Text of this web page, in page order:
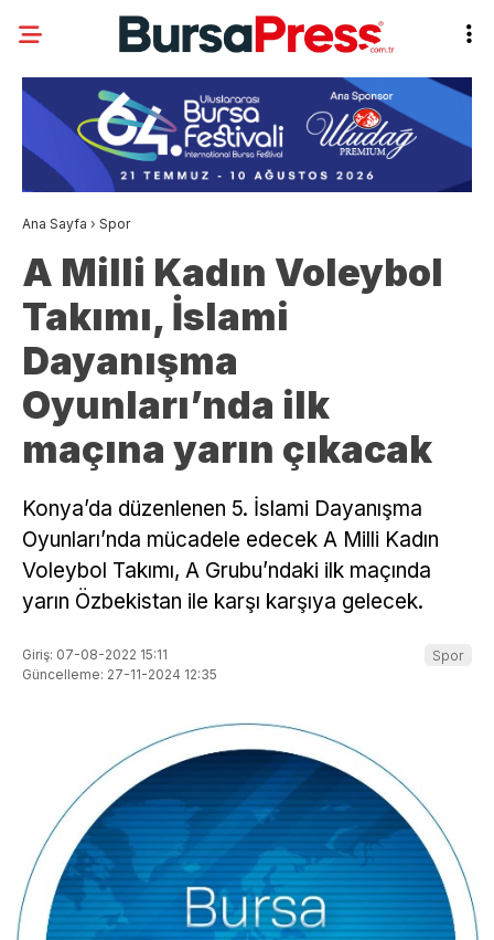
Ana Sayfa › Spor
A Milli Kadın Voleybol
Takımı, İslami
Dayanışma
Oyunları’nda ilk
maçına yarın çıkacak
Konya’da düzenlenen 5. İslami Dayanışma
Oyunları’nda mücadele edecek A Milli Kadın
Voleybol Takımı, A Grubu’ndaki ilk maçında
yarın Özbekistan ile karşı karşıya gelecek.
Giriş: 07-08-2022 15:11
Güncelleme: 27-11-2024 12:35
Spor